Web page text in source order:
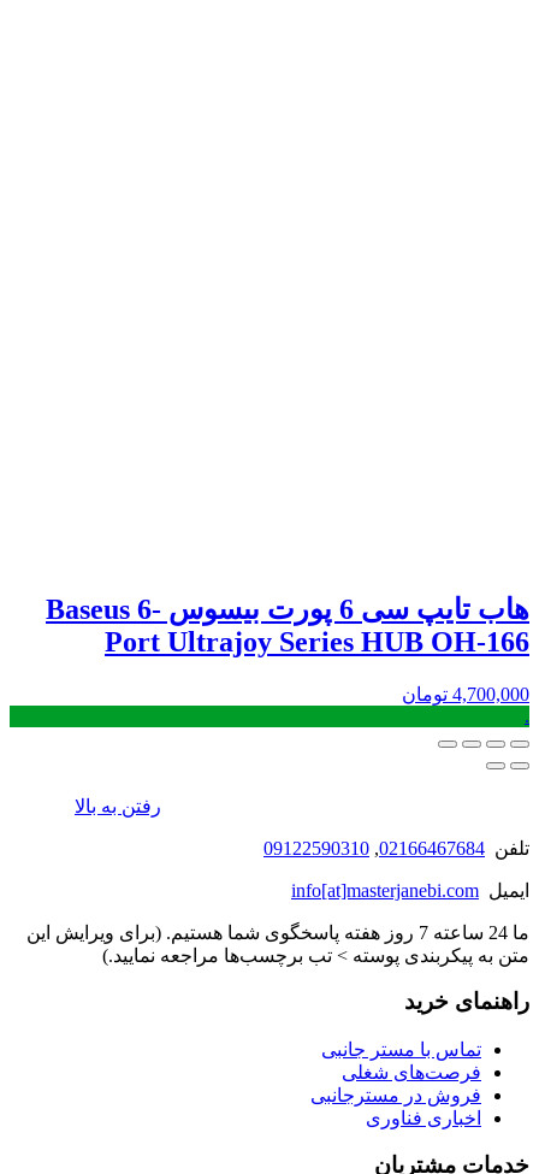
هاب تایپ سی 6 پورت بیسوس Baseus 6-
Port Ultrajoy Series HUB OH-166
4,700,000 تومان
.
رفتن به بالا
تلفن 02166467684
,
09122590310
ایمیل info[at]masterjanebi.com
ما 24 ساعته 7 روز هفته پاسخگوی شما هستیم. (برای ویرایش این
متن به پیکربندی پوسته > تب برچسب‌ها مراجعه نمایید.)
راهنمای خرید
تماس با مستر جانبی
فرصت‌های شغلی
فروش در مسترجانبی
اخباری فناوری
خدمات مشتریان